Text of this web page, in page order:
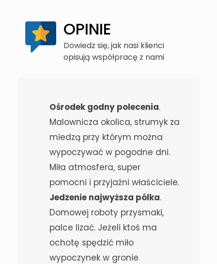
OPINIE
Dowiedz się, jak nasi klienci
opisują współpracę z nami
Ośrodek godny polecenia.
Malownicza okolica, strumyk za
miedzą przy którym można
wypoczywać w pogodne dni.
Miła atmosfera, super
pomocni i przyjaźni właściciele.
Jedzenie najwyższa pólka.
Domowej roboty przysmaki,
palce lizać. Jeżeli ktoś ma
ochotę spędzić miło
wypoczynek w gronie